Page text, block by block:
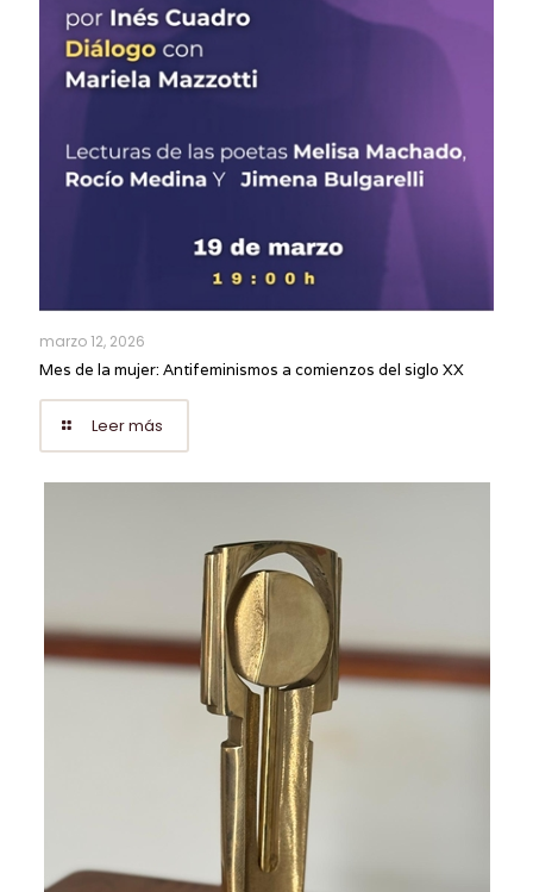
marzo 12, 2026
Mes de la mujer: Antifeminismos a comienzos del siglo XX
Leer más